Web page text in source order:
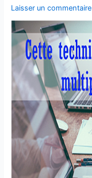
Laisser un commentaire